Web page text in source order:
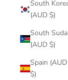
South
(AUD $)
South
(AUD $)
Spain (AUD
$)